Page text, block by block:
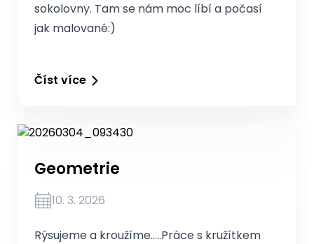
sokolovny. Tam se nám moc líbí a počasí
jak malované:)
Číst více
Geometrie
10. 3. 2026
Rýsujeme a kroužíme…..Práce s kružítkem